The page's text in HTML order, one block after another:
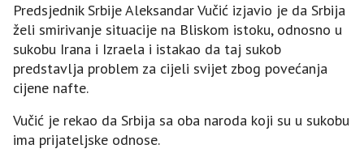
Predsjednik Srbije Aleksandar Vučić izjavio je da Srbija
želi smirivanje situacije na Bliskom istoku, odnosno u
sukobu Irana i Izraela i istakao da taj sukob
predstavlja problem za cijeli svijet zbog povećanja
cijene nafte.
Vučić je rekao da Srbija sa oba naroda koji su u sukobu
ima prijateljske odnose.